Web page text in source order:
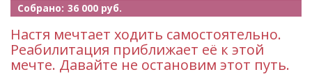
Собрано: 36 000 руб.
Настя мечтает ходить самостоятельно.
Реабилитация приближает её к этой
мечте. Давайте не остановим этот путь.